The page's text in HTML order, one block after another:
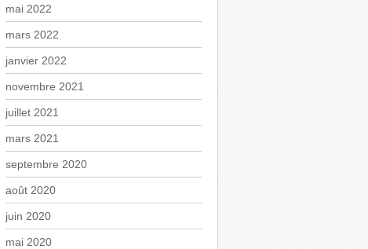
mai 2022
mars 2022
janvier 2022
novembre 2021
juillet 2021
mars 2021
septembre 2020
août 2020
juin 2020
mai 2020